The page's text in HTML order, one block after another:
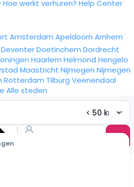
Hoe werkt verhuren? Help Center
Amsterdam Apeldoorn Arnhem
DeventerDoetinchem Dordrecht
Haarlem Helmond Hengelo
Maastricht Nijmegen Nijmegen
Rotterdam Tilburg Veenendaal
Alle steden